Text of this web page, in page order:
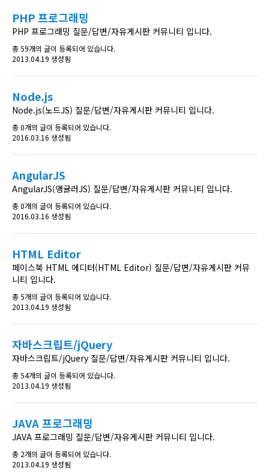
PHP 프로그래밍
PHP 프로그래밍 질문/답변/자유게시판 커뮤니티 입니다.
총 59개의 글이 등록되어 있습니다.
2013.04.19 생성됨
Node.js
Node.js(노드JS) 질문/답변/자유게시판 커뮤니티 입니다.
총 0개의 글이 등록되어 있습니다.
2016.03.16 생성됨
AngularJS
AngularJS(앵귤러JS) 질문/답변/자유게시판 커뮤니티 입니다.
총 0개의 글이 등록되어 있습니다.
2016.03.16 생성됨
HTML Editor
페이스북 HTML 에디터(HTML Editor) 질문/답변/자유게시판 커뮤
니티 입니다.
총 5개의 글이 등록되어 있습니다.
2013.04.19 생성됨
자바스크립트/jQuery
자바스크립트/jQuery 질문/답변/자유게시판 커뮤니티 입니다.
총 54개의 글이 등록되어 있습니다.
2013.04.19 생성됨
JAVA 프로그래밍
JAVA 프로그래밍 질문/답변/자유게시판 커뮤니티 입니다.
총 2개의 글이 등록되어 있습니다.
2013.04.19 생성됨